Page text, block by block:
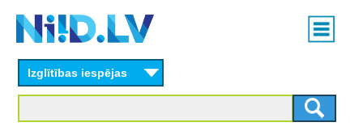
content
Main
menu
Izglītības iespējas